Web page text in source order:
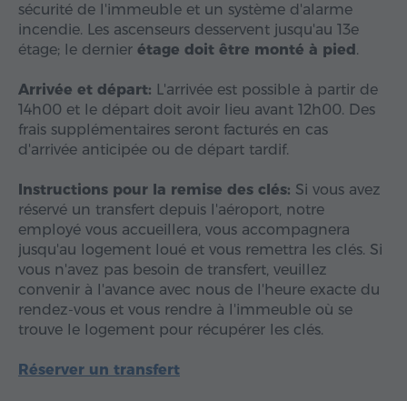
sécurité de l'immeuble et un système d'alarme
incendie. Les ascenseurs desservent jusqu'au 13e
étage; le dernier étage doit être monté à pied .
Arrivée et départ: L'arrivée est possible à partir de
14h00 et le départ doit avoir lieu avant 12h00. Des
frais supplémentaires seront facturés en cas
d'arrivée anticipée ou de départ tardif.
Instructions pour la remise des clés: Si vous avez
réservé un transfert depuis l'aéroport, notre
employé vous accueillera, vous accompagnera
jusqu'au logement loué et vous remettra les clés. Si
vous n'avez pas besoin de transfert, veuillez
convenir à l'avance avec nous de l'heure exacte du
rendez-vous et vous rendre à l'immeuble où se
trouve le logement pour récupérer les clés.
Réserver un transfert